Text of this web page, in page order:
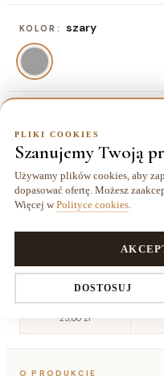
KOLOR: szary
80x150 cm
167,70 zł
120x170
284,70 zł
200x290
cm
240x330
cm
Dostawa kurierem
25,00 zł
O PRODUKCIE
PLIKI COOKIES
Szanujemy Twoją
Używamy plików cookies, aby
dopasować ofertę. Możesz
Więcej w Polityce cookies
DOSTOSUJ
Ustawienia